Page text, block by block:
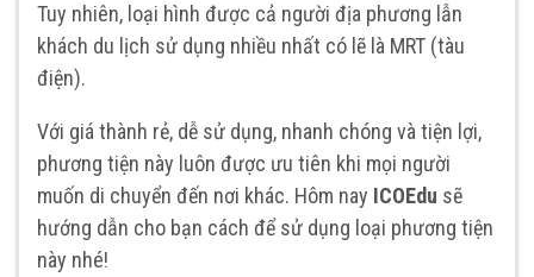
Tuy nhiên, loại hình được cả người địa phương lẫn
khách du lịch sử dụng nhiều nhất có lẽ là MRT (tàu
điện).
Với giá thành rẻ, dễ sử dụng, nhanh chóng và tiện lợi,
phương tiện này luôn được ưu tiên khi mọi người
muốn di chuyển đến nơi khác. Hôm nay ICOEdu sẽ
hướng dẫn cho bạn cách để sử dụng loại phương tiện
này nhé!